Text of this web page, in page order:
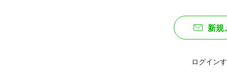
新規
ログイン